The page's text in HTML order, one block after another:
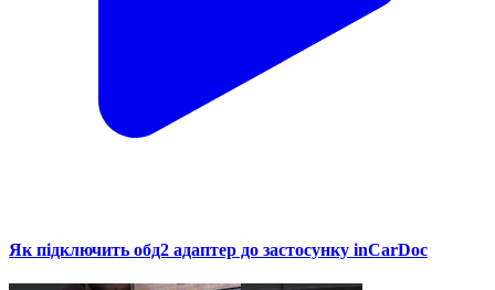
Як підключить обд2 адаптер до застосунку inCarDoc